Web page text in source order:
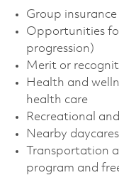
Group
Opportunities
progression)
Merit or
Health and
health care
Recreational
Nearby daycares
Transportation
program and